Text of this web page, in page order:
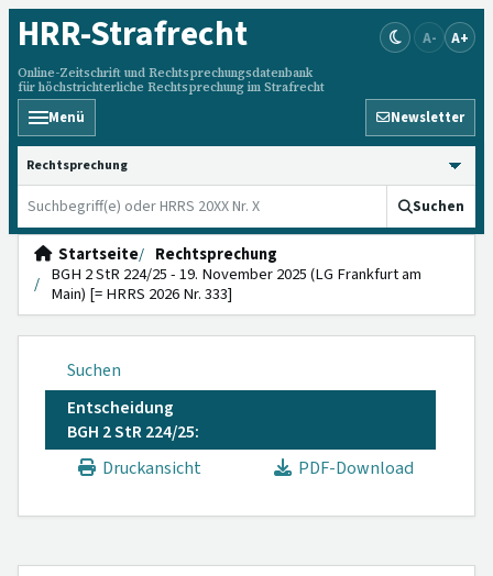
HRR-Strafrecht
Online-Zeitschrift und Rechtsprechungsdatenbank
für höchstrichterliche Rechtsprechung im Strafrecht
A- A+
Menü Newsletter
HRRS durchsuchen
Suchen
Startseite
Rechtsprechung
BGH 2 StR 224/25 - 19. November 2025 (LG Frankfurt am
Main) [= HRRS 2026 Nr. 333]
Suchen
Entscheidung
BGH 2 StR 224/25:
Druckansicht
PDF-Download